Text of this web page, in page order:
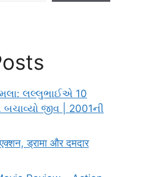
લલ્લુભાઈએ 10
બચાવ્યો જીવ | 2001ની
ड्रामा और दमदार